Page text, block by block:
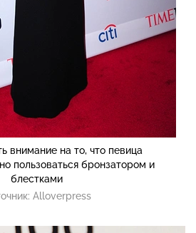
внимание на то, что певица
пользоваться бронзатором и
блестками
Alloverpress